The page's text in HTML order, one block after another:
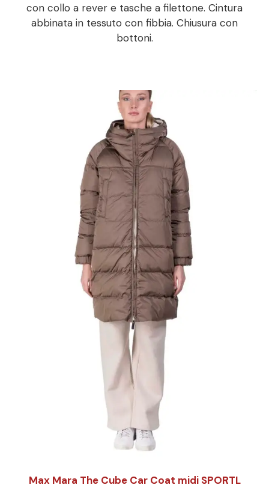
con collo a rever e tasche a filettone. Cintura
abbinata in tessuto con fibbia. Chiusura con
bottoni.
Max Mara The Cube Car Coat midi SPORTL